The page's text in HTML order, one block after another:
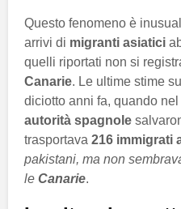
Questo fenomeno è
arrivi di migranti asiatici
quelli riportati non si
Canarie. Le ultime stime
diciotto anni fa, quando nel
autorità spagnole
trasportava 216 immigrati
pakistani, ma non
le Canarie.